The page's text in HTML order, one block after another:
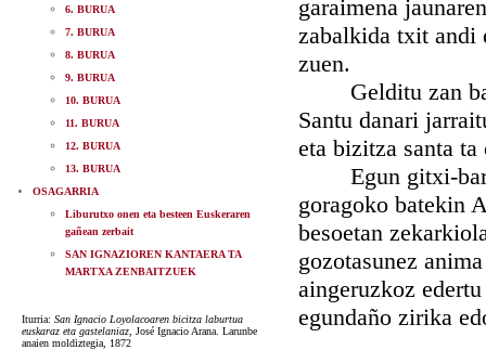
6. BURUA
7. BURUA
8. BURUA
9. BURUA
10. BURUA
11. BURUA
12. BURUA
13. BURUA
OSAGARRIA
Liburutxo onen eta besteen Euskeraren
gañean zerbait
SAN IGNAZIOREN KANTAERA TA
MARTXA ZENBAITZUEK
Iturria: San Ignacio Loyolacoaren bicitza laburtua
euskaraz eta gastelaniaz , José Ignacio Arana. Larunbe
anaien moldiztegia, 1872
garaimena
zabalkida txit andi
zuen.
Gelditu zan
Santu danari
eta bizitza santa
Egun gitxi-barru
goragoko batekin
besoetan
gozotasunez
aingeruzkoz
egundaño zirika